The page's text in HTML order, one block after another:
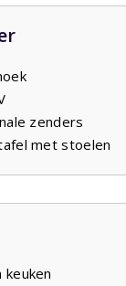
zenders
met stoelen
keuken